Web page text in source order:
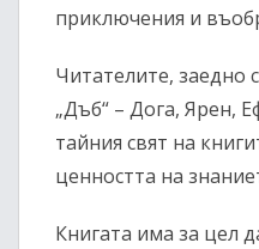
приключения и
Читателите, заедно
„Дъб“ – Дога, Ярен,
тайния свят на
ценността на
Книгата има за цел